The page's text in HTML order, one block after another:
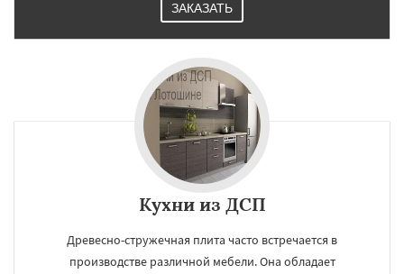
Работаем по
регионам
ЗАКАЗАТЬ
Кухни из ДСП
Древесно-стружечная плита часто встречается в
производстве различной мебели. Она обладает
УЗНАТЬ ПОДРОБНЕЕ